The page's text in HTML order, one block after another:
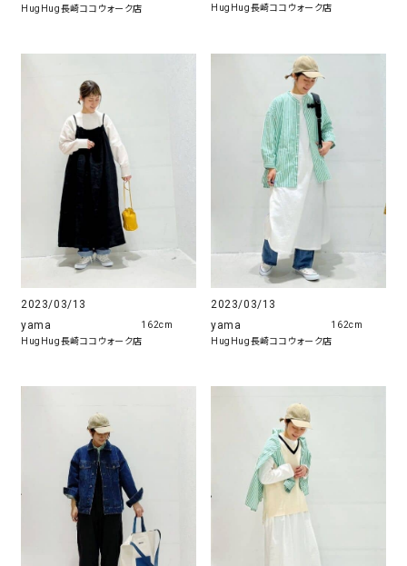
HugHug長崎ココウォーク店 HugHug長崎ココウォーク店
2023/03/13
yama
HugHug長崎ココウォーク店
162cm
2023/03/13
yama
HugHug長崎ココウォーク店
162cm